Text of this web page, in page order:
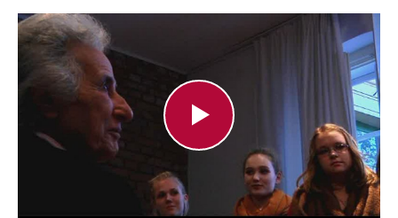
Biografisches
Theater
–
Anita
Lasker-
Wallfisch